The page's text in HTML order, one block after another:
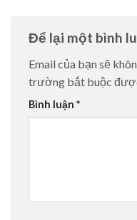
Để lại một bình
Email của bạn sẽ
trường bắt buộc
Bình luận *